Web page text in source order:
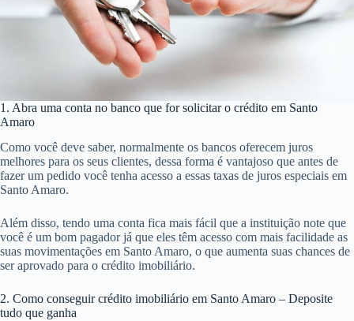
1. Abra uma conta no banco que for solicitar o crédito em Santo
Amaro
Como você deve saber, normalmente os bancos oferecem juros
melhores para os seus clientes, dessa forma é vantajoso que antes de
fazer um pedido você tenha acesso a essas taxas de juros especiais em
Santo Amaro.
Além disso, tendo uma conta fica mais fácil que a instituição note que
você é um bom pagador já que eles têm acesso com mais facilidade as
suas movimentações em Santo Amaro, o que aumenta suas chances de
ser aprovado para o crédito imobiliário.
2. Como conseguir crédito imobiliário em Santo Amaro – Deposite
tudo que ganha